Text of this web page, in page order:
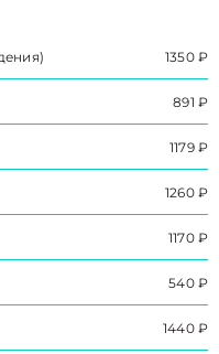
1350 ₽
891 ₽
1179 ₽
1260 ₽
1170 ₽
540 ₽
1440 ₽